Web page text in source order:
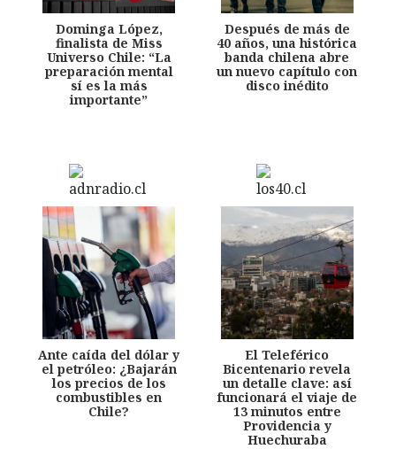
Dominga López,
finalista de Miss
Universo Chile: “La
preparación mental
sí es la más
importante”
Después de más de
40 años, una histórica
banda chilena abre
un nuevo capítulo con
disco inédito
Ante caída del dólar y
el petróleo: ¿Bajarán
los precios de los
combustibles en
Chile?
El Teleférico
Bicentenario revela
un detalle clave: así
funcionará el viaje de
13 minutos entre
Providencia y
Huechuraba